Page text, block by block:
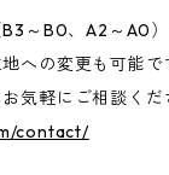
～B0、A2～A0
への変更も可能
気軽にご相談く
contact/